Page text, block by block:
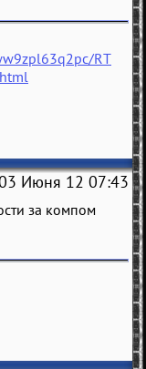
RT
Июня 12 07:43
за компом